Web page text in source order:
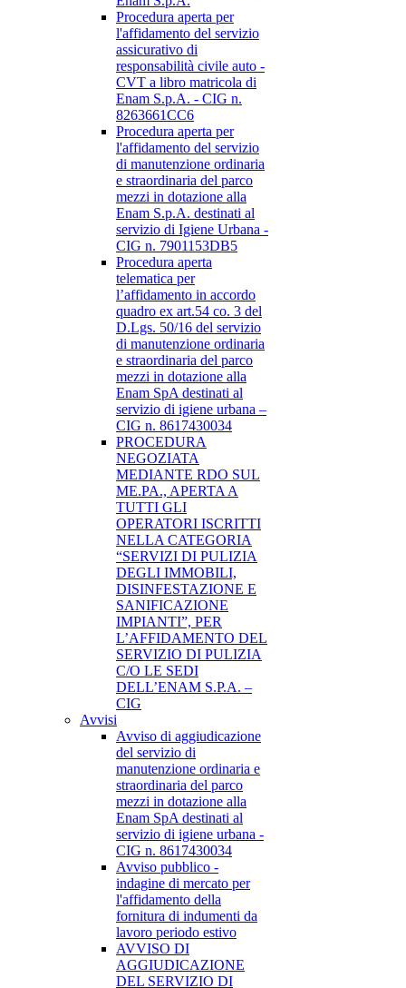
Procedura aperta per
l'affidamento del servizio
assicurativo di
responsabilità civile auto -
CVT a libro matricola di
Enam S.p.A. - CIG n.
8263661CC6
Procedura aperta per
l'affidamento del servizio
di manutenzione ordinaria
e straordinaria del parco
mezzi in dotazione alla
Enam S.p.A. destinati al
servizio di Igiene Urbana -
CIG n. 7901153DB5
Procedura aperta
telematica per
l’affidamento in accordo
quadro ex art.54 co. 3 del
D.Lgs. 50/16 del servizio
di manutenzione ordinaria
e straordinaria del parco
mezzi in dotazione alla
Enam SpA destinati al
servizio di igiene urbana –
CIG n. 8617430034
PROCEDURA
NEGOZIATA
MEDIANTE RDO SUL
ME.PA., APERTA A
TUTTI GLI
OPERATORI ISCRITTI
NELLA CATEGORIA
“SERVIZI DI PULIZIA
DEGLI IMMOBILI,
DISINFESTAZIONE E
SANIFICAZIONE
IMPIANTI”, PER
L’AFFIDAMENTO DEL
SERVIZIO DI PULIZIA
C/O LE SEDI
DELL’ENAM S.P.A. –
CIG
Avvisi
Avviso di aggiudicazione
del servizio di
manutenzione ordinaria e
straordinaria del parco
mezzi in dotazione alla
Enam SpA destinati al
servizio di igiene urbana -
CIG n. 8617430034
Avviso pubblico -
indagine di mercato per
l'affidamento della
fornitura di indumenti da
lavoro periodo estivo
AVVISO DI
AGGIUDICAZIONE
DEL SERVIZIO DI